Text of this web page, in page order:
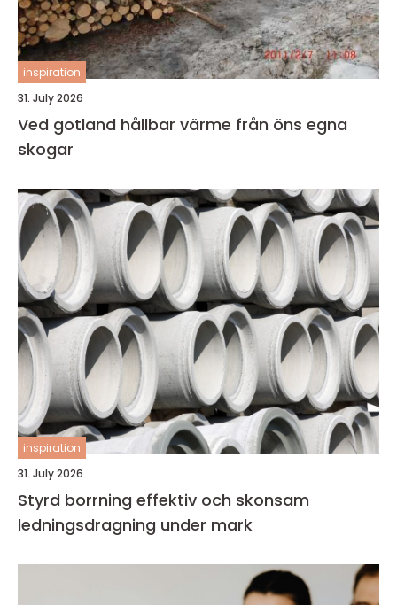
inspiration
31. July 2026
Ved gotland hållbar värme från öns egna
skogar
inspiration
31. July 2026
Styrd borrning effektiv och skonsam
ledningsdragning under mark